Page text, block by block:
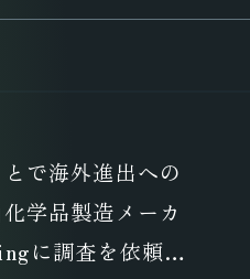
とで海外進出への
化学品製造メーカ
に調査を依頼し